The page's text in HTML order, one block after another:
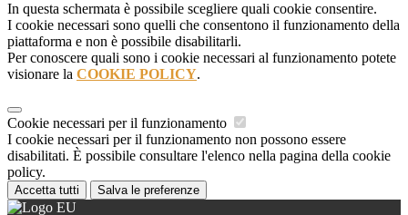
In questa schermata è possibile scegliere quali cookie consentire.
I cookie necessari sono quelli che consentono il funzionamento della
piattaforma e non è possibile disabilitarli.
Per conoscere quali sono i cookie necessari al funzionamento potete
visionare la COOKIE POLICY.
Cookie necessari per il funzionamento
I cookie necessari per il funzionamento non possono essere
disabilitati. È possibile consultare l'elenco nella pagina della cookie
policy.
Accetta tutti Salva le preferenze